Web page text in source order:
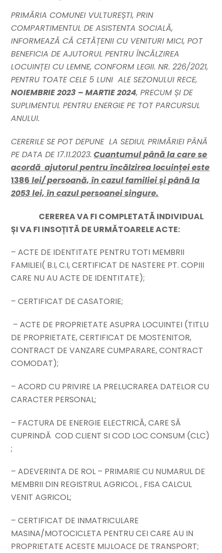
PRIMĂRIA COMUNEI VULTUREȘTI, PRIN
COMPARTIMENTUL DE ASISTENTA SOCIALĂ,
INFORMEAZĂ CĂ CETĂȚENII CU VENITURI MICI, POT
BENEFICIA DE AJUTORUL PENTRU ÎNCĂLZIREA
LOCUINȚEI CU LEMNE, CONFORM LEGII. NR. 226/2021,
PENTRU TOATE CELE 5 LUNI ALE SEZONULUI RECE,
NOIEMBRIE 2023 – MARTIE 2024, PRECUM ȘI DE
SUPLIMENTUL PENTRU ENERGIE PE TOT PARCURSUL
ANULUI.
CERERILE SE POT DEPUNE LA SEDIUL PRIMĂRIEIPÂNĂ
PE DATA DE 17.11.2023. Cuantumul până la care se
acordă ajutorul pentru încălzirea locuinței este
1386 lei/ persoană, în cazul familiei și până la
2053lei, în cazul persoanei singure.
CEREREA VA FI COMPLETATĂ INDIVIDUAL
ȘI VA FI INSOȚITĂ DE URMĂTOARELE ACTE:
– ACTE DE IDENTITATE PENTRU TOTI MEMBRII
FAMILIEI( B.I, C.I, CERTIFICAT DE NASTERE PT. COPIII
CARE NU AU ACTE DE IDENTITATE);
– CERTIFICAT DE CASATORIE;
– ACTE DE PROPRIETATE ASUPRA LOCUINTEI (TITLU
DE PROPRIETATE, CERTIFICAT DE MOSTENITOR,
CONTRACT DE VANZARE CUMPARARE, CONTRACT
COMODAT);
– ACORD CU PRIVIRE LA PRELUCRAREA DATELOR CU
CARACTER PERSONAL;
– FACTURA DE ENERGIE ELECTRICĂ, CARE SĂ
CUPRINDĂ COD CLIENT SI COD LOC CONSUM (CLC)
;
– ADEVERINTA DE ROL – PRIMARIE CU NUMARUL DE
MEMBRII DIN REGISTRUL AGRICOL , FISA CALCUL
VENIT AGRICOL;
– CERTIFICAT DE INMATRICULARE
MASINA/MOTOCICLETA PENTRU CEI CARE AU IN
PROPRIETATE ACESTE MIJLOACE DE TRANSPORT;